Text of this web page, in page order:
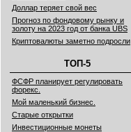
Доллар теряет свой вес
Прогноз по фондовому рынку и
золоту на 2023 год от банка UBS
Криптовалюты заметно подросли
ТОП-5
ФСФР планирует регулировать
форекс.
Мой маленький бизнес.
Старые открытки
Инвестиционные монеты